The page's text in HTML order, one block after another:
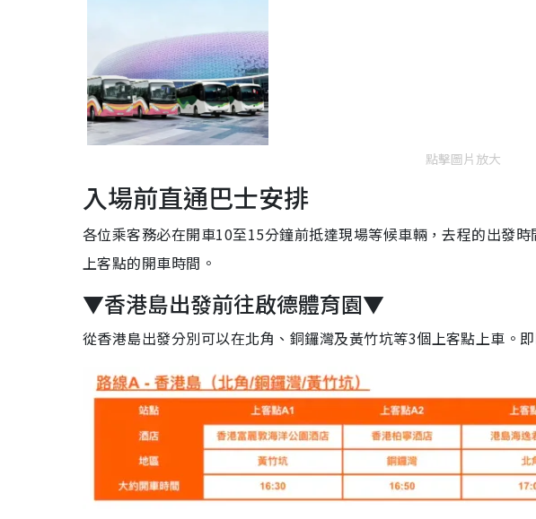
點擊圖片放大
入場前直通巴士安排
各位乘客務必在開車10至15分鐘前抵達現場等候車輛，去程的出發
上客點的開車時間。
▼香港島出發前往啟德體育園▼
從香港島出發分別可以在北角、銅鑼灣及黃竹坑等3個上客點上車。